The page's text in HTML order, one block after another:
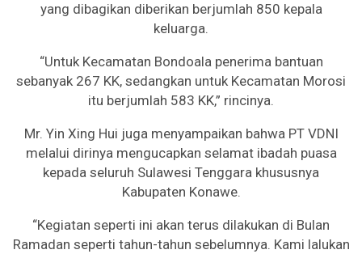
yang dibagikan diberikan berjumlah 850 kepala
keluarga.
“Untuk Kecamatan Bondoala penerima bantuan
sebanyak 267 KK, sedangkan untuk Kecamatan Morosi
itu berjumlah 583 KK,” rincinya.
Mr. Yin Xing Hui juga menyampaikan bahwa PT VDNI
melalui dirinya mengucapkan selamat ibadah puasa
kepada seluruh Sulawesi Tenggara khususnya
Kabupaten Konawe.
“Kegiatan seperti ini akan terus dilakukan di Bulan
Ramadan seperti tahun-tahun sebelumnya. Kami lalukan